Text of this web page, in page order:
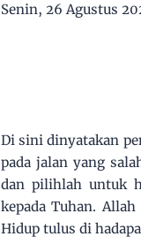
Senin, 26 Agustus
Di sini dinyatakan
pada jalan yang
dan pilihlah untuk
kepada Tuhan.
Hidup tulus di